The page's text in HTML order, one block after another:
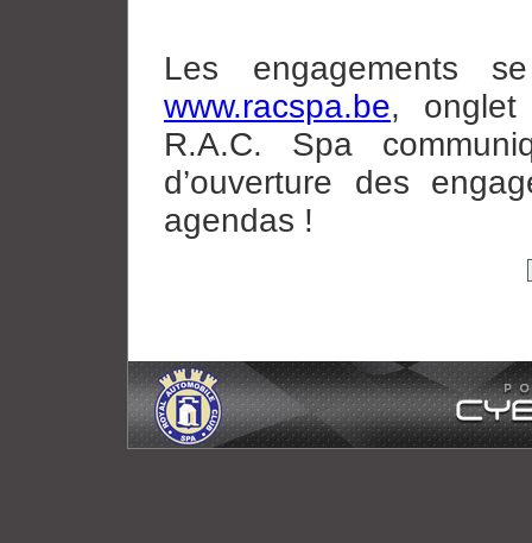
Les engagements
www.racspa.be, onglet
R.A.C. Spa
d’ouverture des
agendas !